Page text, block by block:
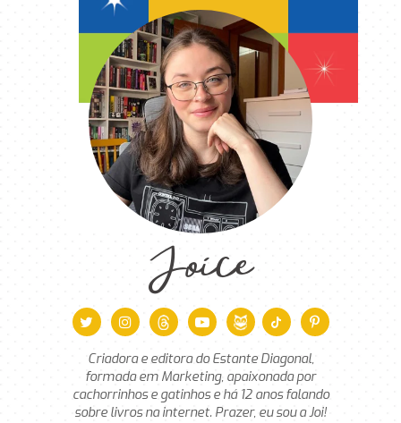
Joice
Criadora e editora do Estante Diagonal,
formada em Marketing, apaixonada por
cachorrinhos e gatinhos e há 12 anos falando
sobre livros na internet. Prazer, eu sou a Joi!